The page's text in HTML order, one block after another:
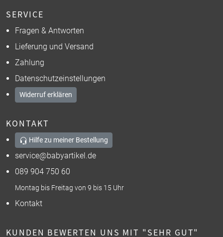
SERVICE
Fragen & Antworten
Lieferung und Versand
Zahlung
Datenschutzeinstellungen
Widerruf erklären
KONTAKT
Hilfe zu meiner Bestellung
service@babyartikel.de
089 904 750 60
Montag bis Freitag von 9 bis 15 Uhr
Kontakt
KUNDEN BEWERTEN UNS MIT "SEHR GUT"